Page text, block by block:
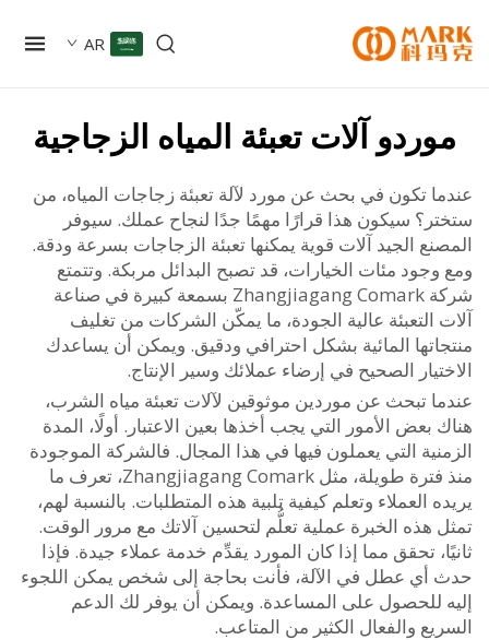
AR
آلات تعبئة المياه الزجاجية
تكون في بحث عن مورد لآلة تعبئة زجاجات المياه، من
سيكون هذا قرارًا مهمًا جدًا لنجاح عملك. سيوفر
الجيد آلات قوية يمكنها تعبئة الزجاجات بسرعة ودقة.
مئات الخيارات، قد تصبح البدائل مربكة. وتتمتع
شركة Zhangjiagang Comark بسمعة كبيرة في صناعة
التعبئة عالية الجودة، ما يمكّن الشركات من تغليف
المائية بشكل احترافي ودقيق. ويمكن أن يساعدك
الصحيح في إرضاء عملائك وسير الإنتاج.
تبحث عن موردين موثوقين لآلات تعبئة مياه الشرب،
بعض الأمور التي يجب أخذها بعين الاعتبار. أولًا، المدة
التي يعملون فيها في هذا المجال. فالشركة الموجودة
منذ فترة طويلة، مثل Zhangjiagang Comark، تعرف ما
العملاء وتعلم كيفية تلبية هذه المتطلبات. بالنسبة لهم،
هذه الخبرة عملية تعلُّم لتحسين آلاتك مع مرور الوقت.
تحقق مما إذا كان المورد يقدِّم خدمة عملاء جيدة. فإذا
عطل في الآلة، فأنت بحاجة إلى شخص يمكن اللجوء
للحصول على المساعدة. ويمكن أن يوفر لك الدعم
والفعال الكثير من المتاعب.